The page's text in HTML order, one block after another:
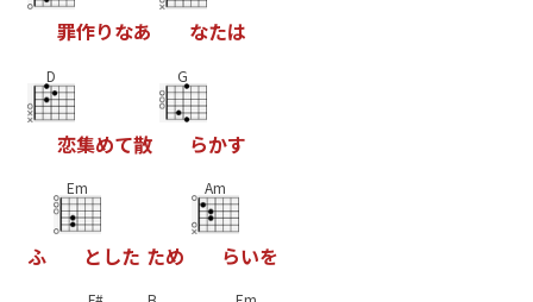
罪作りなあ なたは
D
恋集めて散
G
らかす
ふ
Em
と した ため
Am
らいを